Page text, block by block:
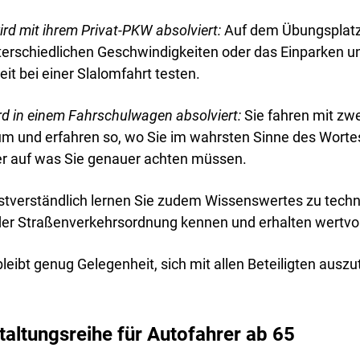
mit ihrem Privat-PKW absolviert:Auf dem
Geschwindigkeiten oder das Einparken
bei einer Slalomfahrt testen.
in einem Fahrschulwagen absolviert:Sie fahren mit
und erfahren so, wo Sie im wahrsten Sinne des
auf was Sie genauer achten müssen.
lernen Sie zudem Wissenswertes zu
Straßenverkehrsordnung kennen und erhalten
genug Gelegenheit, sich mit allen Beteiligten
für Autofahrer ab 65